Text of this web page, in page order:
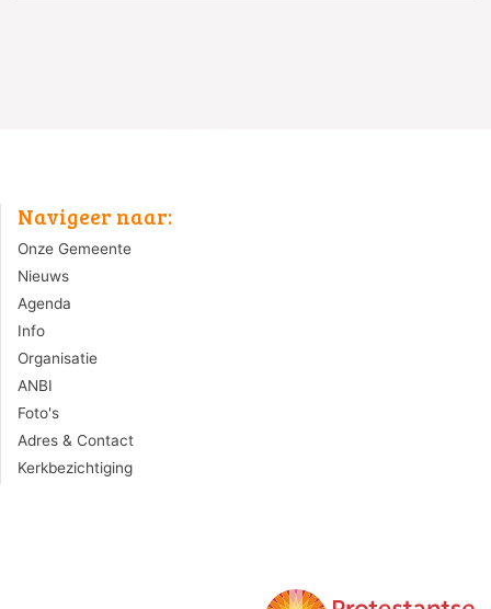
Navigeer naar:
Onze Gemeente
Nieuws
Agenda
Info
Organisatie
ANBI
Foto's
Adres & Contact
Kerkbezichtiging